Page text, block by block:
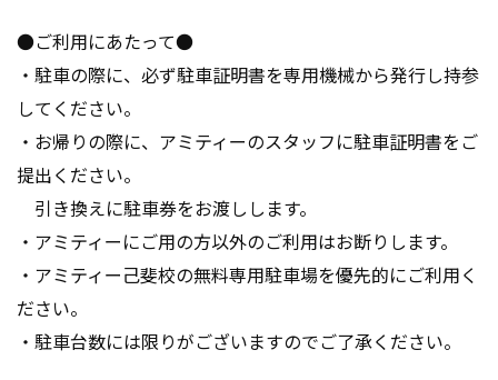
●ご利用にあたって●
・駐車の際に、必ず駐車証明書を専用機械から発行し持参
してください。
・お帰りの際に、アミティーのスタッフに駐車証明書をご
提出ください。
引き換えに駐車券をお渡しします。
・アミティーにご用の方以外のご利用はお断りします。
・アミティー己斐校の無料専用駐車場を優先的にご利用く
ださい。
・駐車台数には限りがございますのでご了承ください。